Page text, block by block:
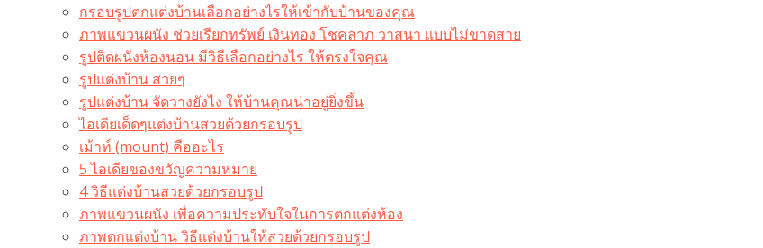
กรอบรูปตกแต่งบ้านเลือกอย่างไรให้เข้ากับบ้านของคุณ
ภาพแขวนผนัง ช่วยเรียกทรัพย์ เงินทอง โชคลาภ วาสนา แบบไม่ขาดสาย
รูปติดผนังห้องนอน มีวิธีเลือกอย่างไร ให้ตรงใจคุณ
รูปแต่งบ้าน สวยๆ
รูปแต่งบ้าน จัดวางยังไง ให้บ้านคุณน่าอยู่ยิ่งขึ้น
ไอเดียเด็ดๆแต่งบ้านสวยด้วยกรอบรูป
เม้าท์ (mount) คืออะไร​
5 ไอเดียของขวัญความหมาย
4 วิธีแต่งบ้านสวยด้วยกรอบรูป
ภาพแขวนผนัง เพื่อความประทับใจในการตกแต่งห้อง
ภาพตกแต่งบ้าน วิธีแต่งบ้านให้สวยด้วยกรอบรูป